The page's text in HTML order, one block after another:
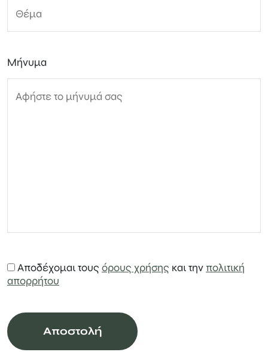
Μήνυμα
Αποδέχομαι τους όρους χρήσης και την πολιτική
απορρήτου